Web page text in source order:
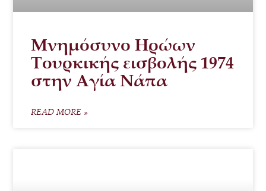
Μνημόσυνο Ηρώων
Τουρκικής εισβολής 1974
στην Αγία Νάπα
READ MORE »